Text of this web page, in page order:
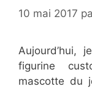
10 mai 2017
Aujourd’hui,
figurine
mascotte du